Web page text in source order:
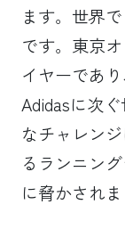
ます。世界
です。東京
イヤーであ
Adidasに次
なチャレン
るランニン
に脅かされま